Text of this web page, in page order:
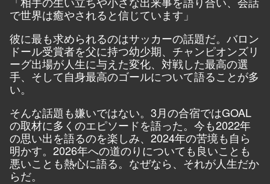
で世界は癒やされると信じています」
彼に最も求められるのはサッカーの話題だ。バロン
ドール受賞者を父に持つ幼少期、チャンピオンズリ
ーグ出場が人生に与えた変化、対戦した最高の選
手、そして自身最高のゴールについて語ることが多
い。
そんな話題も嫌いではない。3月の合宿ではGOAL
の取材に多くのエピソードを語った。今も2022年
の思い出を語るのを楽しみ、2024年の苦境も自ら
明かす。2026年への道のりについても良いことも
悪いことも熱心に語る。なぜなら、それが人生だか
らだ。